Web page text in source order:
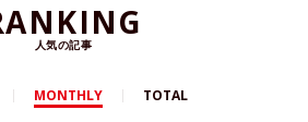
人気の記事
MONTHLY TOTAL